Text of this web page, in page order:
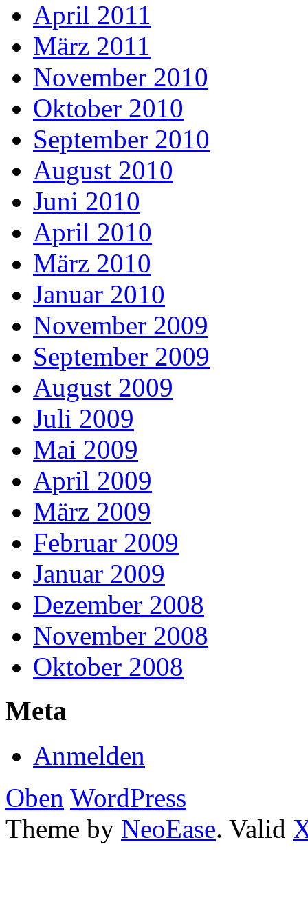
April 2011
März 2011
November 2010
Oktober 2010
September 2010
August 2010
Juni 2010
April 2010
März 2010
Januar 2010
November 2009
September 2009
August 2009
Juli 2009
Mai 2009
April 2009
März 2009
Februar 2009
Januar 2009
Dezember 2008
November 2008
Oktober 2008
Meta
Anmelden
Oben WordPress
Theme by NeoEase. Valid